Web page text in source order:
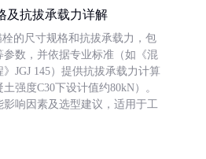
及抗拔承载力详解
的尺寸规格和抗拔承载力，包
数，并依据专业标准（如《混
JGJ 145）提供抗拔承载力计算
强度C30下设计值约80kN）。
响因素及选型建议，适用于工